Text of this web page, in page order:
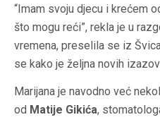
“Imam svoju djecu i krećem
što mogu reći”, rekla je u
vremena, preselila se iz
se kako je željna novih
Marijana je navodno već
od Matije Gikića,